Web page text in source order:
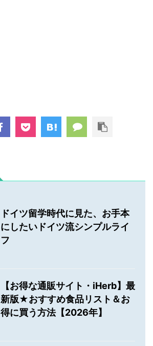
ドイツ留学時代に見た、お手本
にしたいドイツ流シンプルライ
フ
【お得な通販サイト・iHerb】最
新版★おすすめ食品リスト＆お
得に買う方法【2026年】